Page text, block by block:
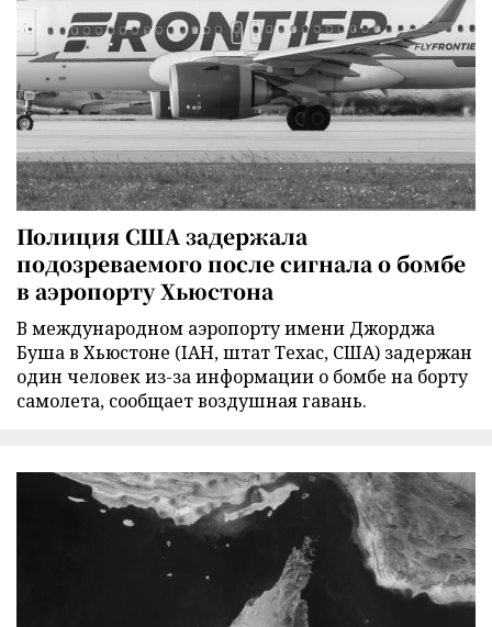
Полиция США задержала
подозреваемого после сигнала о бомбе
в аэропорту Хьюстона
В международном аэропорту имени Джорджа
Буша в Хьюстоне (IAH, штат Техас, США) задержан
один человек из-за информации о бомбе на борту
самолета, сообщает воздушная гавань.